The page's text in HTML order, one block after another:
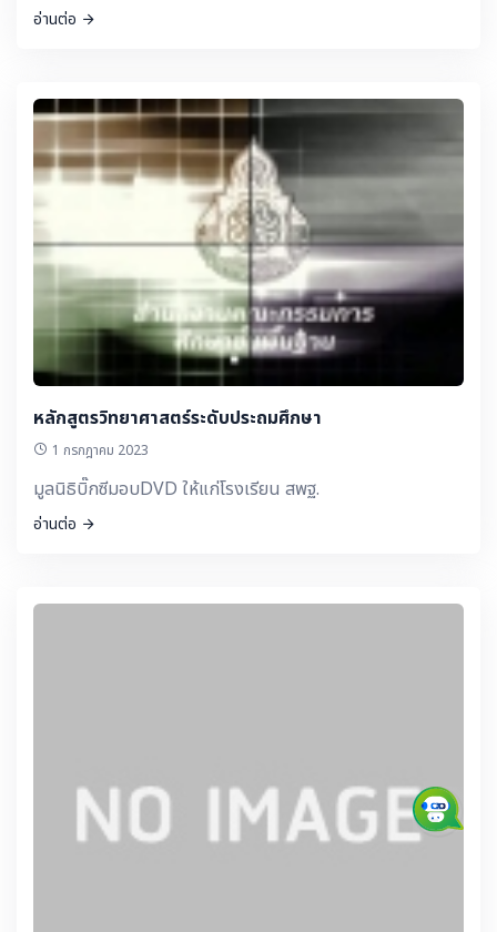
อ่านต่อ
หลักสูตรวิทยาศาสตร์ระดับประถมศึกษา
1 กรกฎาคม 2023
มูลนิธิบิ๊กซีมอบDVD ให้แก่โรงเรียน สพฐ.
อ่านต่อ